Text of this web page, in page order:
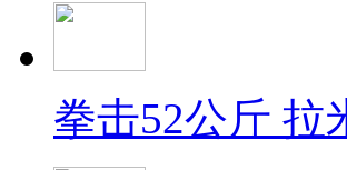
拳击52公斤 拉